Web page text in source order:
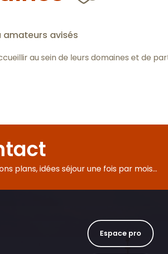
amateurs avisés
au sein de leurs domaines et de
plans, idées séjour une fois par mois...
Espace pro